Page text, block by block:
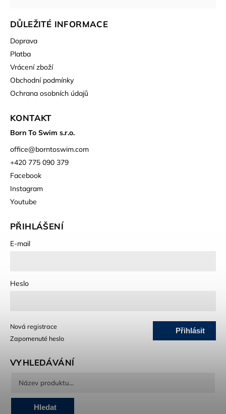
DŮLEŽITÉ INFORMACE
Doprava
Platba
Vrácení zboží
Obchodní podmínky
Ochrana osobních údajů
KONTAKT
Born To Swim s.r.o.
office@borntoswim.com
+420 775 090 379
Facebook
Instagram
Youtube
PŘIHLÁŠENÍ
E-mail
Heslo
Přihlásit
Nová registrace
Zapomenuté heslo
VYHLEDÁVÁNÍ
Hledat